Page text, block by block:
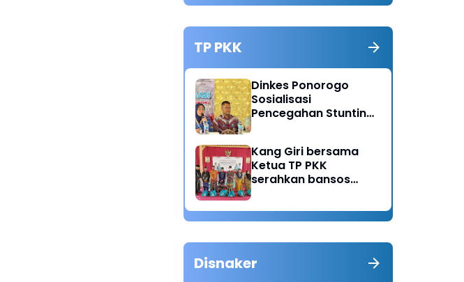
TP PKK
Dinkes Ponorogo
Sosialisasi
Pencegahan Stunting,
Emas
Kang Giri bersama
Ketua TP PKK
serahkan bansos
Sukorejo Ponorogo
Disnaker